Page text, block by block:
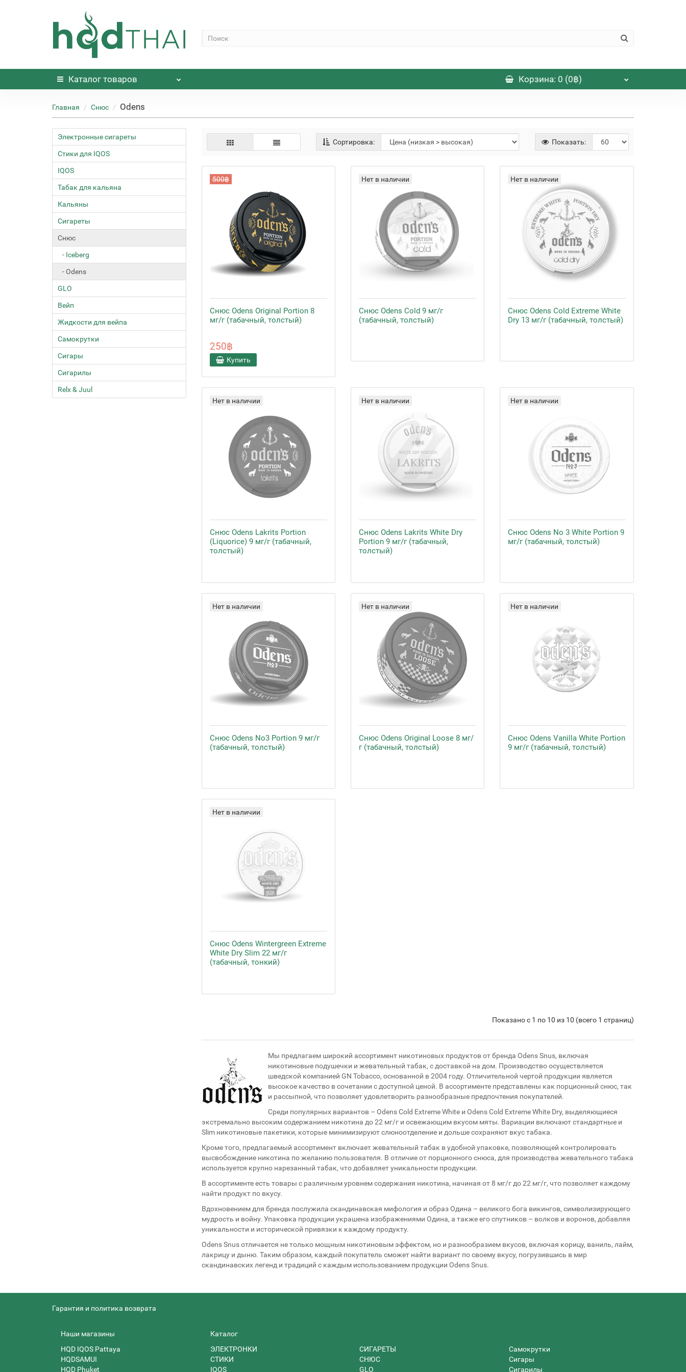
Каталог товаров Корзина: 0 (0฿)
Главная Снюс Odens
Электронные сигареты
Стики для IQOS
IQOS
Табак для кальяна
Кальяны
Сигареты
Снюс
- Iceberg
- Odens
GLO
Вейп
Жидкости для вейпа
Самокрутки
Сигары
Сигарилы
Relx & Juul
Сортировка: Показать:
500฿
Снюс Odens Original Portion 8
мг/г (табачный, толстый)
250฿
Купить
Нет в наличии
Снюс Odens Cold 9 мг/г
(табачный, толстый)
Нет в наличии
Снюс Odens Cold Extreme White
Dry 13 мг/г (табачный, толстый)
Нет в наличии
Снюс Odens Lakrits Portion
(Liquorice) 9 мг/г (табачный,
толстый)
Нет в наличии
Снюс Odens Lakrits White Dry
Portion 9 мг/г (табачный,
толстый)
Нет в наличии
Снюс Odens No 3 White Portion 9
мг/г (табачный, толстый)
Нет в наличии
Снюс Odens No3 Portion 9 мг/г
(табачный, толстый)
Нет в наличии
Снюс Odens Original Loose 8 мг/
г (табачный, толстый)
Нет в наличии
Снюс Odens Vanilla White Portion
9 мг/г (табачный, толстый)
Нет в наличии
Снюс Odens Wintergreen Extreme
White Dry Slim 22 мг/г
(табачный, тонкий)
Показано с 1 по 10 из 10 (всего 1 страниц)
Мы предлагаем широкий ассортимент никотиновых продуктов от бренда Odens Snus, включая
никотиновые подушечки и жевательный табак, с доставкой на дом. Производство осуществляется
шведской компанией GN Tobacco, основанной в 2004 году. Отличительной чертой продукции является
высокое качество в сочетании с доступной ценой. В ассортименте представлены как порционный снюс, так
и рассыпной, что позволяет удовлетворить разнообразные предпочтения покупателей.
Среди популярных вариантов – Odens Cold Extreme White и Odens Cold Extreme White Dry, выделяющиеся
экстремально высоким содержанием никотина до 22 мг/г и освежающим вкусом мяты. Вариации включают стандартные и
Slim никотиновые пакетики, которые минимизируют слюноотделение и дольше сохраняют вкус табака.
Кроме того, предлагаемый ассортимент включает жевательный табак в удобной упаковке, позволяющей контролировать
высвобождение никотина по желанию пользователя. В отличие от порционного снюса, для производства жевательного табака
используется крупно нарезанный табак, что добавляет уникальности продукции.
В ассортименте есть товары с различным уровнем содержания никотина, начиная от 8 мг/г до 22 мг/г, что позволяет каждому
найти продукт по вкусу.
Вдохновением для бренда послужила скандинавская мифология и образ Одина – великого бога викингов, символизирующего
мудрость и войну. Упаковка продукции украшена изображениями Одина, а также его спутников – волков и воронов, добавляя
уникальности и исторической привязки к каждому продукту.
Odens Snus отличается не только мощным никотиновым эффектом, но и разнообразием вкусов, включая корицу, ваниль, лайм,
лакрицу и дыню. Таким образом, каждый покупатель сможет найти вариант по своему вкусу, погрузившись в мир
скандинавских легенд и традиций с каждым использованием продукции Odens Snus.
Гарантия и политика возврата
Наши магазины
HQD IQOS Pattaya
HQDSAMUI
HQD Phuket
Каталог
ЭЛЕКТРОНКИ
СТИКИ
IQOS
СИГАРЕТЫ
СНЮС
GLO
Самокрутки
Сигары
Сигарилы